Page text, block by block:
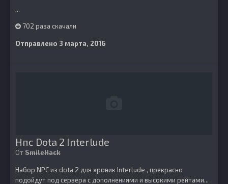
...
702 раза скачали
Отправлено 3 марта, 2016
Нпс Dota 2 Interlude
ОтSmileHack
Набор NPC из dota 2 для хроник Interlude , прекрасно
подойдут под сервера с дополнениями и высокими рейтами...